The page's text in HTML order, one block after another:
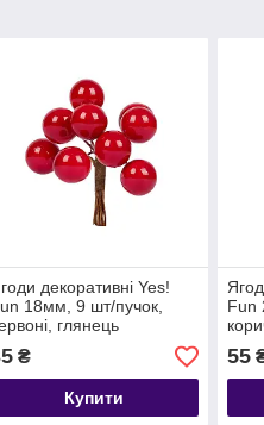
декоративні Yes!
18мм, 9 шт/пучок,
глянець
₴
Купити
Fun
55